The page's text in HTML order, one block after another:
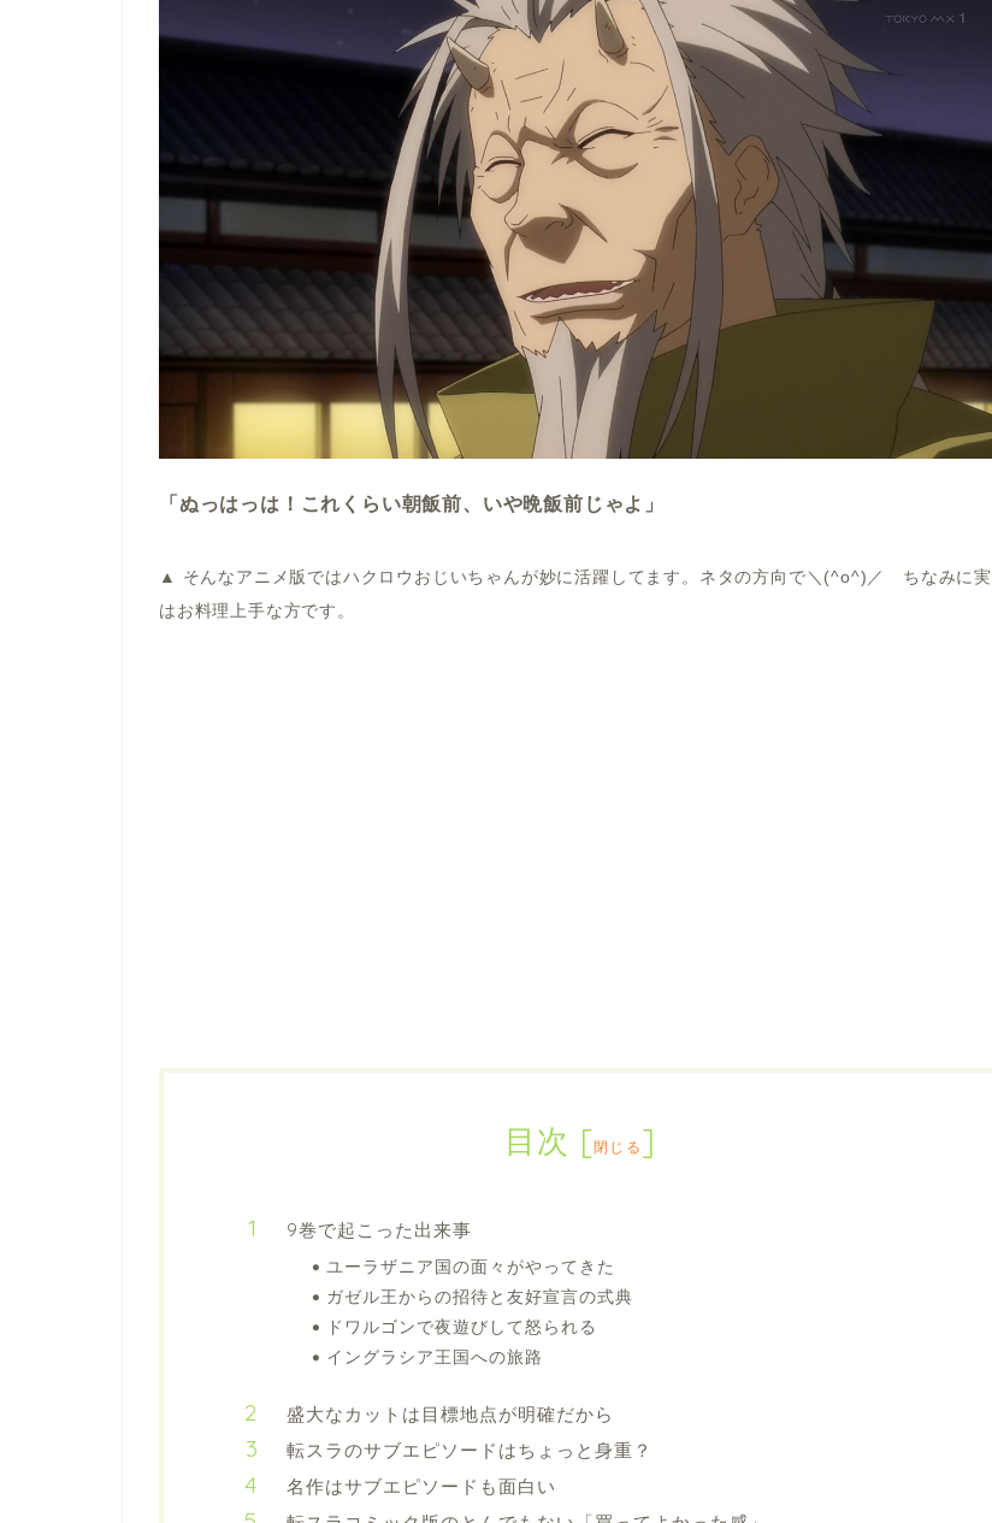
「ぬっはっは！これくらい朝飯前、いや晩飯前じゃよ」
▲ そんなアニメ版ではハクロウおじいちゃんが妙に活躍してます。ネタの方向で＼(^o^)／ ちなみに実
はお料理上手な方です。
目次 [閉じる ]
9巻で起こった出来事
ユーラザニア国の面々がやってきた
ガゼル王からの招待と友好宣言の式典
ドワルゴンで夜遊びして怒られる
イングラシア王国への旅路
盛大なカットは目標地点が明確だから
転スラのサブエピソードはちょっと身重？
名作はサブエピソードも面白い